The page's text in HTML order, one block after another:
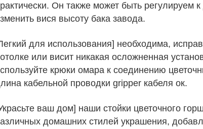
Он также может быть регулируем
вися высоту бака завода.
для использования] необходима,
или висит никакая осложненная
крюки омара к соединению
кабельной проводки gripper кабеля ок.
ваш дом] наши стойки цветочного
домашних стилей украшения,